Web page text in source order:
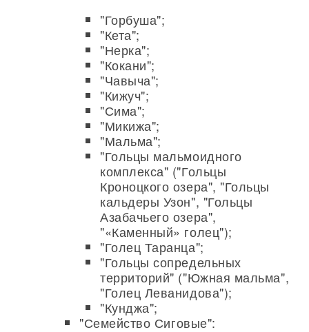
"Горбуша";
"Кета";
"Нерка";
"Кокани";
"Чавыча";
"Кижуч";
"Сима";
"Микижа";
"Мальма";
"Гольцы мальмоидного
комплекса" ("Гольцы
Кроноцкого озера", "Гольцы
кальдеры Узон", "Гольцы
Азабачьего озера",
"«Каменный» голец");
"Голец Таранца";
"Гольцы сопредельных
территорий" ("Южная мальма",
"Голец Леванидова");
"Кунджа";
"Семейство Сиговые":